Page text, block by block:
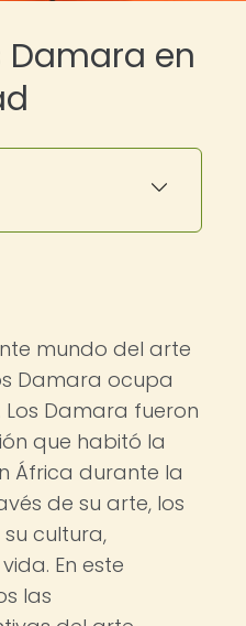
Damara en
mundo del arte
Damara ocupa
Damara fueron
que habitó la
África durante la
de su arte, los
cultura,
En este
las